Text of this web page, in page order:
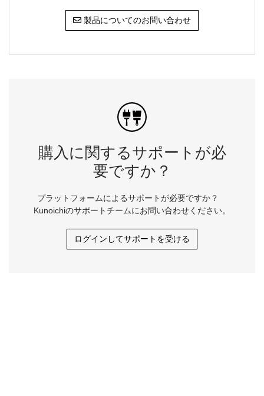
製品についてのお問い合わせ
購入に関するサポートが必
要ですか？
プラットフォームによるサポートが必要ですか？
Kunoichiのサポートチームにお問い合わせください。
ログインしてサポートを受ける